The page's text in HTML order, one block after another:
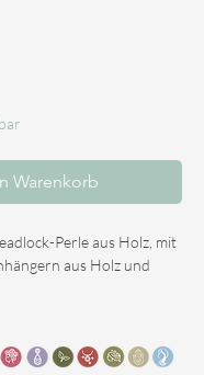
Warenkorb
Perle aus Holz, mit
aus Holz und